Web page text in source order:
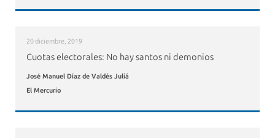
20 diciembre, 2019
Cuotas electorales: No hay santos ni demonios
José Manuel Díaz de Valdés Juliá
El Mercurio